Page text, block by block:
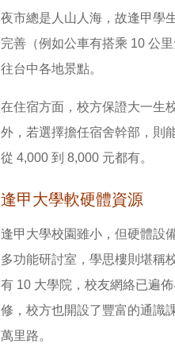
夜市總是人山人海，故逢甲學
完善（例如公車有搭乘 10 公
往台中各地景點。
在住宿方面，校方保證大一生
外，若選擇擔任宿舍幹部，則
從 4,000 到 8,000 元都有。
逢甲大學軟硬體資源
逢甲大學校園雖小，但硬體設
多功能研討室，學思樓則堪稱
有 10 大學院，校友網絡已遍
修，校方也開設了豐富的通識
萬里路。